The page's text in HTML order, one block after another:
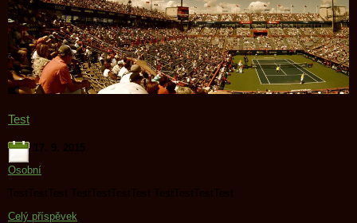
Test
17. 9. 2015
Osobní
TestTestTest TestTestTestTest TestTestTestTest
Celý příspěvek